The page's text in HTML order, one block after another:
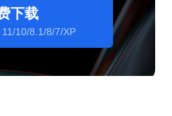
下载
11/10/8.1/8/7/XP